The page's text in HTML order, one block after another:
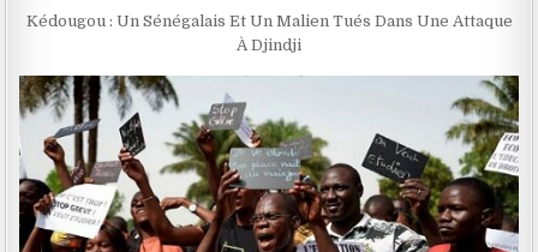
Kédougou : Un Sénégalais Et Un Malien Tués Dans Une Attaque
À Djindji